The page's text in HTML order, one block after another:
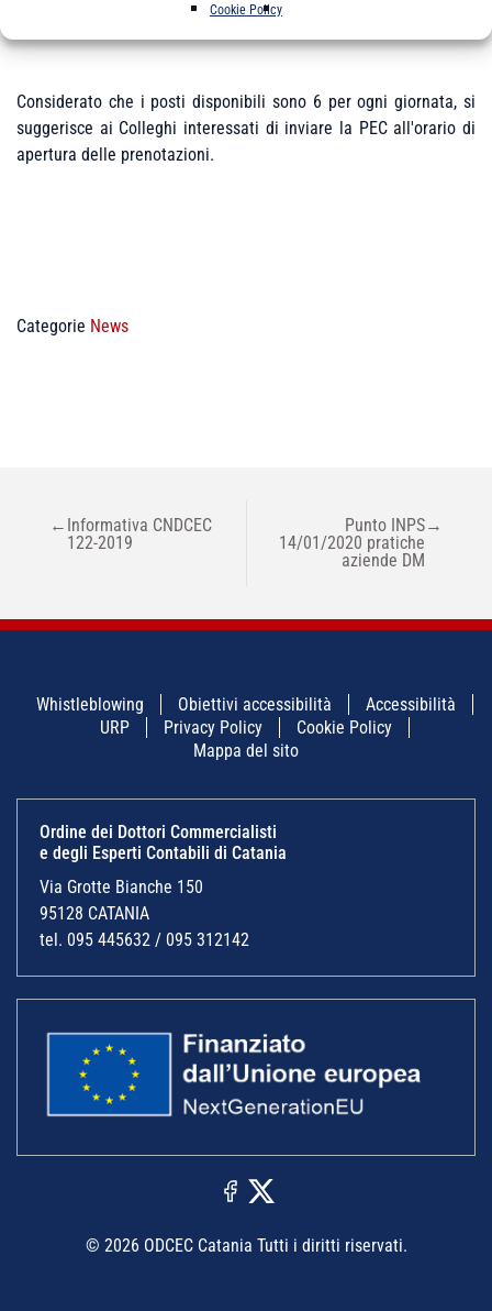
Cookie Policy
confermare l’appuntamento.
Considerato che i posti disponibili sono 6 per ogni giornata, si
suggerisce ai Colleghi interessati di inviare la PEC all'orario di
apertura delle prenotazioni.
Categorie News
NAVIGAZIONE
ARTICOLI
← Informativa CNDCEC
122-2019
Punto INPS
14/01/2020 pratiche
aziende DM
→
Whistleblowing Obiettivi accessibilità
Accessibilità
URP
Privacy Policy
Cookie Policy
Mappa del sito
Ordine dei Dottori Commercialisti
e degli Esperti Contabili di Catania
Via Grotte Bianche 150
95128 CATANIA
tel. 095 445632 / 095 312142
© 2026 ODCEC Catania Tutti i diritti riservati.